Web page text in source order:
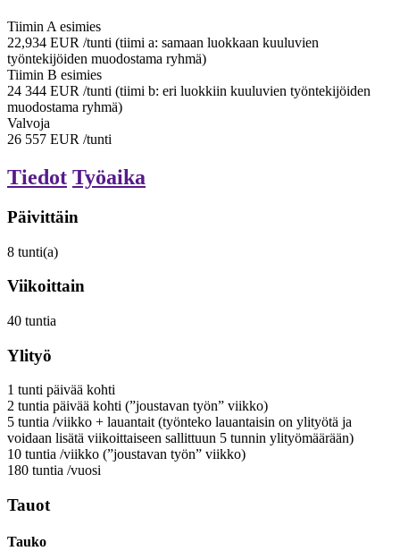
Tiimin A esimies
22,934 EUR /tunti (tiimi a: samaan luokkaan kuuluvien
työntekijöiden muodostama ryhmä)
Tiimin B esimies
24 344 EUR /tunti (tiimi b: eri luokkiin kuuluvien työntekijöiden
muodostama ryhmä)
Valvoja
26 557 EUR /tunti
Tiedot Työaika
Päivittäin
8 tunti(a)
Viikoittain
40 tuntia
Ylityö
1 tunti päivää kohti
2 tuntia päivää kohti (”joustavan työn” viikko)
5 tuntia /viikko + lauantait (työnteko lauantaisin on ylityötä ja
voidaan lisätä viikoittaiseen sallittuun 5 tunnin ylityömäärään)
10 tuntia /viikko (”joustavan työn” viikko)
180 tuntia /vuosi
Tauot
Tauko